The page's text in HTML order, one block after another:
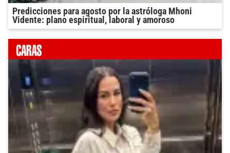
Predicciones para agosto por la astróloga Mhoni
Vidente: plano espiritual, laboral y amoroso